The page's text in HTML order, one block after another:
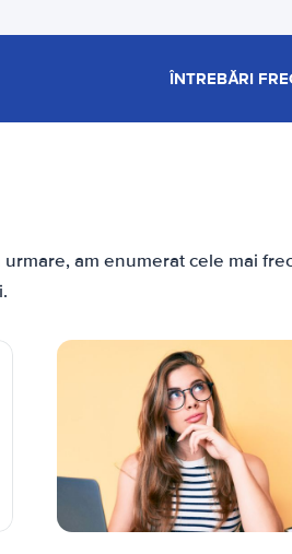
ÎNTREBĂRI
am enumerat cele mai